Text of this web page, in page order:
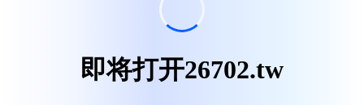
即将打开26702.tw